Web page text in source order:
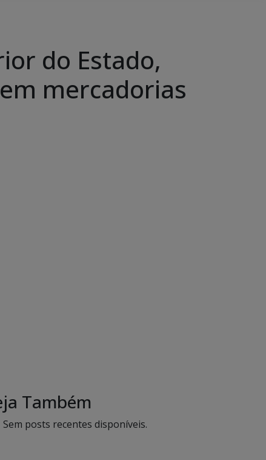
do Estado,
mercadorias
Também
Sem posts recentes disponíveis.